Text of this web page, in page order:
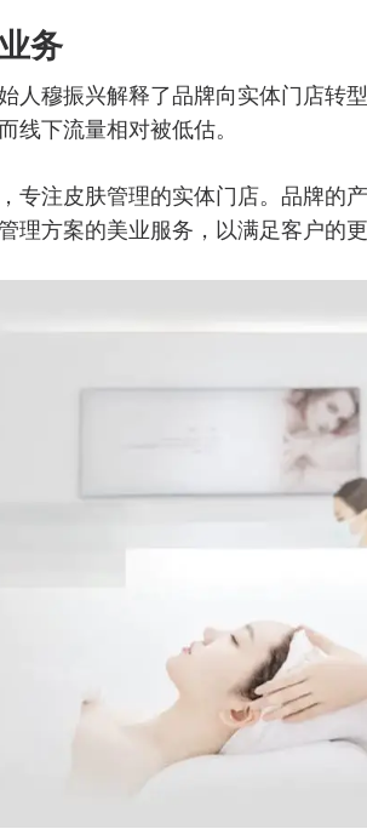
务
人穆振兴解释了品牌向实体门店转
线下流量相对被低估。
专注皮肤管理的实体门店。品牌的
理方案的美业服务，以满足客户的更